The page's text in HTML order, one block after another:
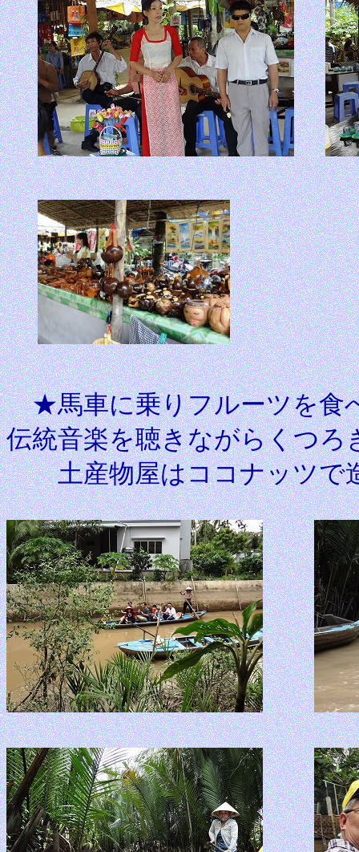
★馬車に乗りフルーツを食
伝統音楽を聴きながらくつろ
土産物屋はココナッツで造